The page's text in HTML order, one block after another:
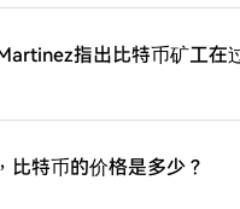
指出比特币矿工在
比特币的价格是多少？